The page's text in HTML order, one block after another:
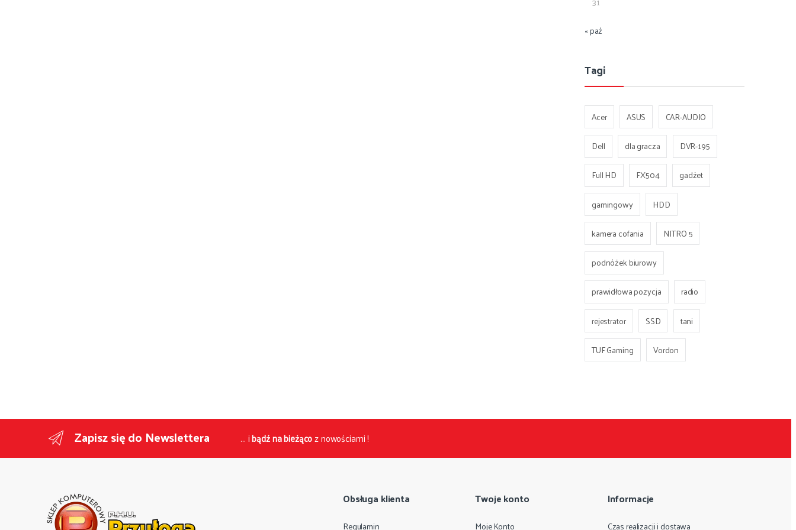
« paź
Tagi
Acer ASUS
CAR-AUDIO
Dell
dla gracza
DVR-195
Full HD
FX504
gadżet
gamingowy
HDD
kamera cofania
NITRO 5
podnóżek biurowy
prawidłowa pozycja
radio
rejestrator
SSD
tani
TUF Gaming
Vordon
Zapisz się do Newslettera ... ibądź na bieżącoz nowościami !
Obsługa klienta
Regulamin
Twoje konto
Moje Konto
Informacje
Czas realizacji i dostawa